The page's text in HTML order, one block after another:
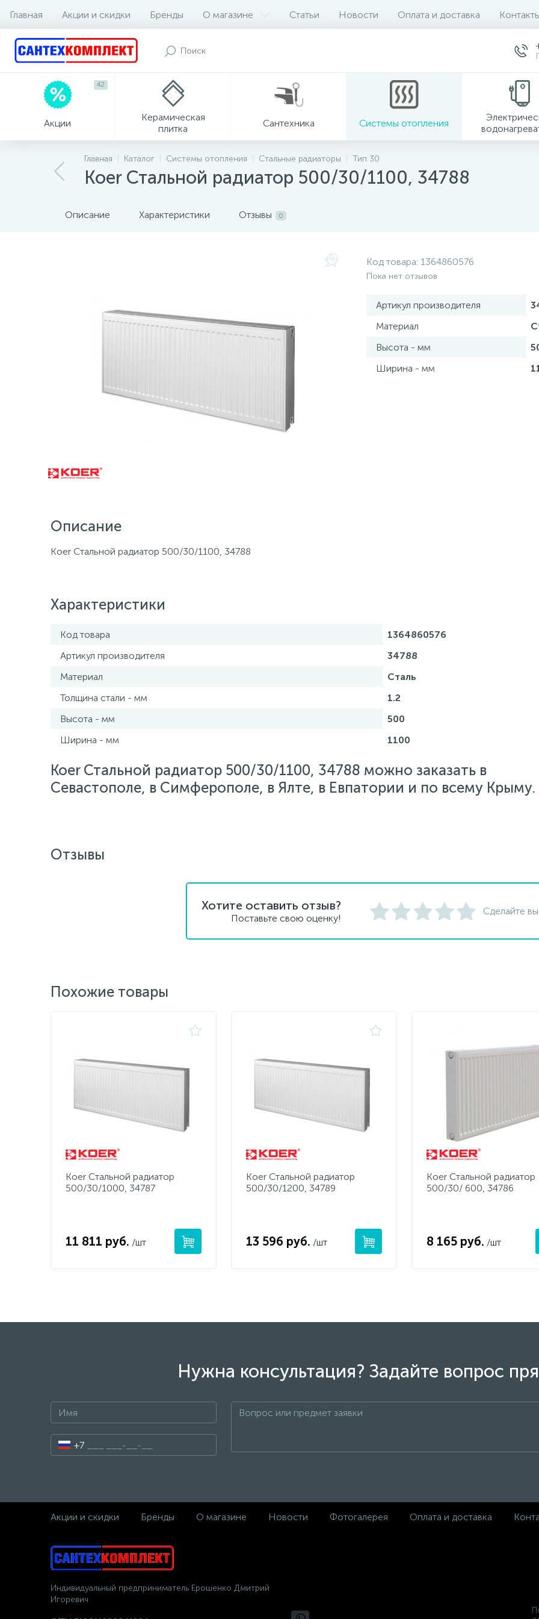
Главная Акции и скидки Бренды О магазине Статьи Новости Оплата и доставка
Акции
42
Керамическая
плитка
Сантехника Системы отопления
Главная Каталог Системы отопления Стальные радиаторы Тип 30
Koer Стальной радиатор 500/30/1100, 34788
Описание Характеристики Отзывы 0
Код товара: 1364860576
Пока нет отзывов
Артикул производителя
Материал
Высота - мм
Ширина - мм
Описание
Koer Стальной радиатор 500/30/1100, 34788
Характеристики
Код товара
1364860576
Артикул производителя
34788
Материал
Сталь
Толщина стали - мм
1.2
Высота - мм
500
Ширина - мм
1100
Koer Стальной радиатор 500/30/1100, 34788 можно заказать в
Севастополе, в Симферополе, в Ялте, в Евпатории и по всему Крыму.
Отзывы
Хотите оставить отзыв?
Поставьте свою оценку!
Сделайте
Похожие товары
Koer Стальной радиатор
500/30/1000, 34787
11 811 руб. /шт
Koer Стальной радиатор
500/30/1200, 34789
13 596 руб. /шт
Koer Стальной радиатор
500/30/ 600, 34786
8 165 руб. /шт
Нужна консультация? Задайте вопрос
+7
Акции и скидки Бренды О магазине Новости Фотогалерея Оплата и доставка
Индивидуальный предприниматель Ерошенко Дмитрий
Игоревич